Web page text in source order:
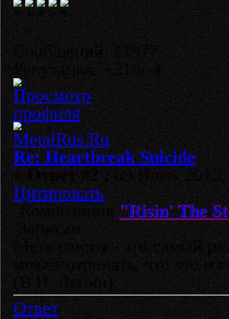
Сообщений: 11977
Репутация: +216/-4
Re: Heartbreak Suicide
«Ответ #2 :09 Июль 2013,
Цитировать
Композиция"Risin' The
Записан
Металлисты - это самый
может отрицать, что это и
(В.И. Ленин)
Ответ